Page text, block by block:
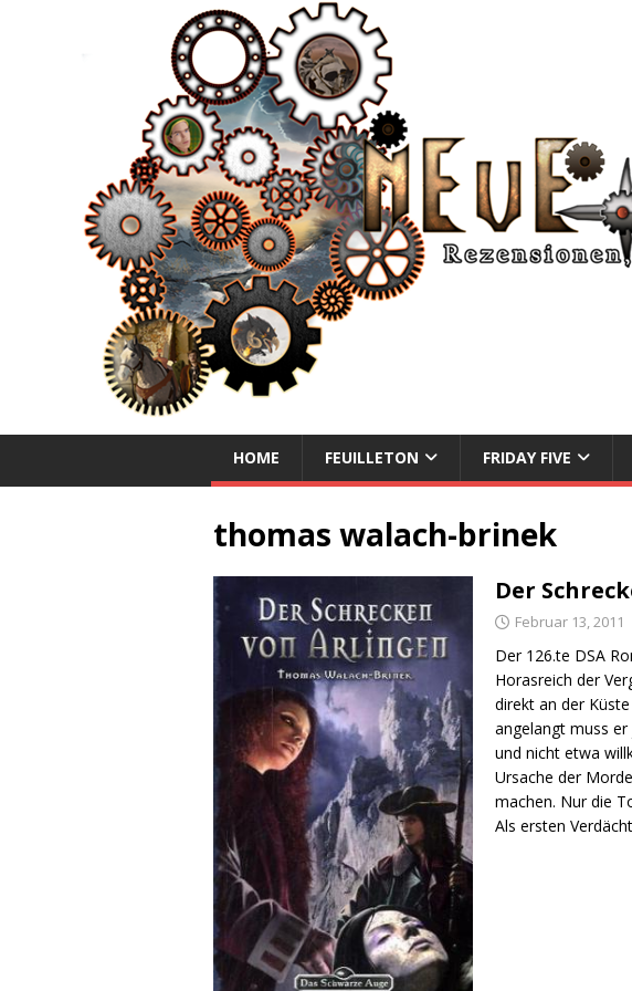
NEUE ABENTEUER
HOME FEUILLETON FRIDAY FIVE
thomas walach-brinek
Der
Februar 13, 2011
Der 126.te DSA
Horasreich der
direkt an der
angelangt muss
und nicht etwa
Ursache der
machen. Nur die
Als ersten